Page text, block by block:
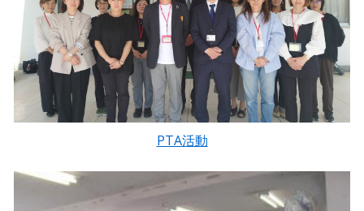
PTA活動